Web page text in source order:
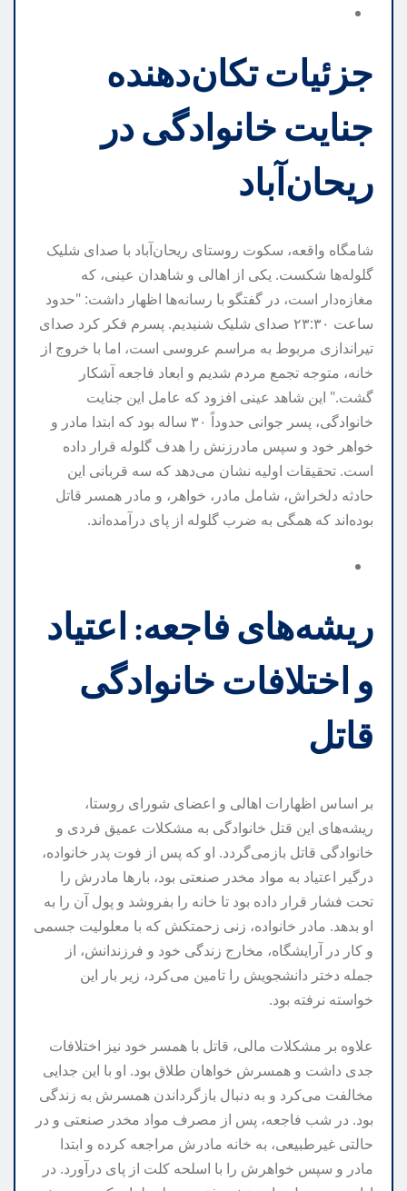
جزئیات تکان‌دهنده
جنایت خانوادگی در
ریحان‌آباد
شامگاه واقعه، سکوت روستای ریحان‌آباد با صدای شلیک
گلوله‌ها شکست. یکی از اهالی و شاهدان عینی، که
مغازه‌دار است، در گفتگو با رسانه‌ها اظهار داشت: "حدود
ساعت ۲۳:۳۰ صدای شلیک شنیدیم. پسرم فکر کرد صدای
تیراندازی مربوط به مراسم عروسی است، اما با خروج از
خانه، متوجه تجمع مردم شدیم و ابعاد فاجعه آشکار
گشت." این شاهد عینی افزود که عامل این جنایت
خانوادگی، پسر جوانی حدوداً ۳۰ ساله بود که ابتدا مادر و
خواهر خود و سپس مادرزنش را هدف گلوله قرار داده
است. تحقیقات اولیه نشان می‌دهد که سه قربانی این
حادثه دلخراش، شامل مادر، خواهر، و مادر همسر قاتل
بوده‌اند که همگی به ضرب گلوله از پای درآمده‌اند.
ریشه‌های فاجعه: اعتیاد
و اختلافات خانوادگی
قاتل
بر اساس اظهارات اهالی و اعضای شورای روستا،
ریشه‌های این قتل خانوادگی به مشکلات عمیق فردی و
خانوادگی قاتل بازمی‌گردد. او که پس از فوت پدر خانواده،
درگیر اعتیاد به مواد مخدر صنعتی بود، بارها مادرش را
تحت فشار قرار داده بود تا خانه را بفروشد و پول آن را به
او بدهد. مادر خانواده، زنی زحمتکش که با معلولیت جسمی
و کار در آرایشگاه، مخارج زندگی خود و فرزندانش، از
جمله دختر دانشجویش را تامین می‌کرد، زیر بار این
خواسته نرفته بود.
علاوه بر مشکلات مالی، قاتل با همسر خود نیز اختلافات
جدی داشت و همسرش خواهان طلاق بود. او با این جدایی
مخالفت می‌کرد و به دنبال بازگرداندن همسرش به زندگی
بود. در شب فاجعه، پس از مصرف مواد مخدر صنعتی و در
حالتی غیرطبیعی، به خانه مادرش مراجعه کرده و ابتدا
مادر و سپس خواهرش را با اسلحه کلت از پای درآورد. در